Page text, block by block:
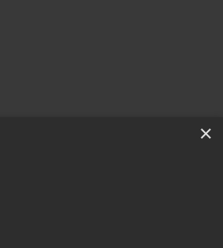
×